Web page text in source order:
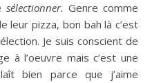
sélectionner. Genre comme
leur pizza, bon bah là c’est
Je suis conscient de
à l’oeuvre mais c’est une
bien parce que j’aime